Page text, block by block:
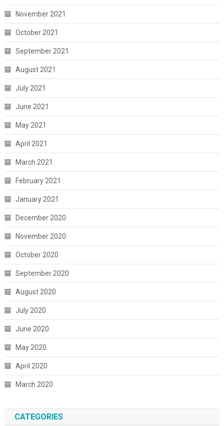
November 2021
October 2021
September 2021
August 2021
July 2021
June 2021
May 2021
April 2021
March 2021
February 2021
January 2021
December 2020
November 2020
October 2020
September 2020
August 2020
July 2020
June 2020
May 2020
April 2020
March 2020
CATEGORIES